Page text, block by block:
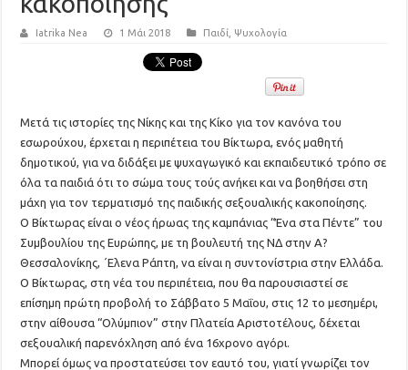
Iatrika Nea 1 Μάι 2018 Παιδί Ψυχολογία
Μετά τις ιστορίες της Νίκης και της Κίκο για τον κανόνα του
εσωρούχου, έρχεται η περιπέτεια του Βίκτωρα, ενός μαθητή
δημοτικού, για να διδάξει με ψυχαγωγικό και εκπαιδευτικό τρόπο σε
όλα τα παιδιά ότι το σώμα τους τούς ανήκει και να βοηθήσει στη
μάχη για τον τερματισμό της παιδικής σεξουαλικής κακοποίησης.
Ο Βίκτωρας είναι ο νέος ήρωας της καμπάνιας “Ένα στα Πέντε” του
Συμβουλίου της Ευρώπης, με τη βουλευτή της ΝΔ στην Α?
Θεσσαλονίκης, ΄Ελενα Ράπτη, να είναι η συντονίστρια στην Ελλάδα.
Ο Βίκτωρας, στη νέα του περιπέτεια, που θα παρουσιαστεί σε
επίσημη πρώτη προβολή το Σάββατο 5 Μαΐου, στις 12 το μεσημέρι,
στην αίθουσα “Ολύμπιον” στην Πλατεία Αριστοτέλους, δέχεται
σεξουαλική παρενόχληση από ένα 16χρονο αγόρι.
Μπορεί όμως να προστατεύσει τον εαυτό του, γιατί γνωρίζει τον